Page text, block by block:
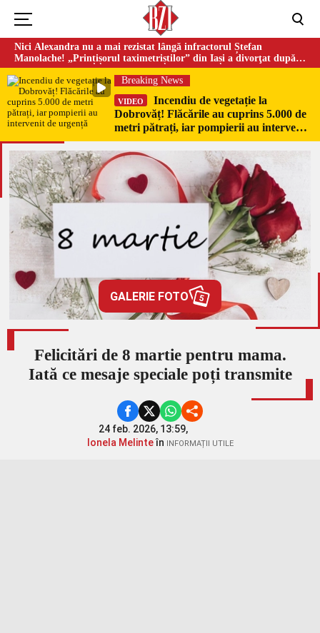
Nici Alexandra nu a mai rezistat lângă infractorul Ștefan
Manolache! „Prințișorul taximetriștilor” din Iași a divorţat după
doi ani de căsnicie
Breaking News
VIDEO
Incendiu de vegetație la
Dobrovăț! Flăcările au cuprins 5.000 de
metri pătrați, iar pompierii au intervenit
de urgență
GALERIE FOTO 5
Felicitări de 8 martie pentru mama.
Iată ce mesaje speciale poți transmite
24 feb. 2026, 13:59,
Ionela Melinteîn INFORMAȚII UTILE